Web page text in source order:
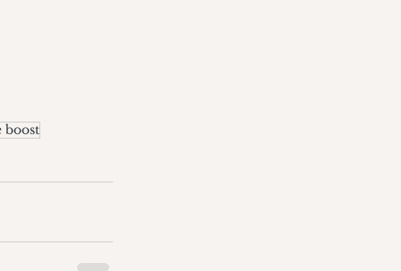
boost